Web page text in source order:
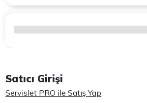
Satıcı Girişi
Servislet PRO ile Satış Yap